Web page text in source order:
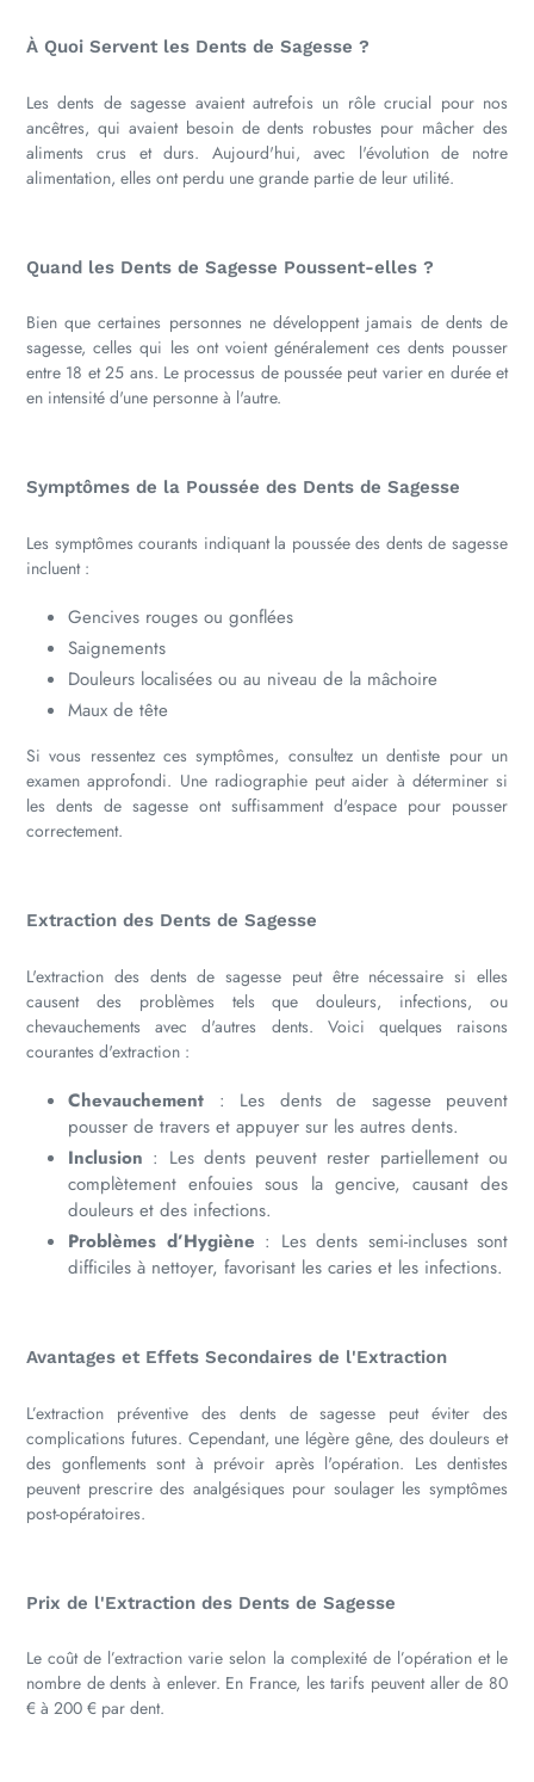
À Quoi Servent les Dents de Sagesse ?
Les dents de sagesse avaient autrefois un rôle crucial pour nos
ancêtres, qui avaient besoin de dents robustes pour mâcher des
aliments crus et durs. Aujourd'hui, avec l'évolution de notre
alimentation, elles ont perdu une grande partie de leur utilité.
Quand les Dents de Sagesse Poussent-elles ?
Bien que certaines personnes ne développent jamais de dents de
sagesse, celles qui les ont voient généralement ces dents pousser
entre 18 et 25 ans. Le processus de poussée peut varier en durée et
en intensité d'une personne à l'autre.
Symptômes de la Poussée des Dents de Sagesse
Les symptômes courants indiquant la poussée des dents de sagesse
incluent :
Gencives rouges ou gonflées
Saignements
Douleurs localisées ou au niveau de la mâchoire
Maux de tête
Si vous ressentez ces symptômes, consultez un dentiste pour un
examen approfondi. Une radiographie peut aider à déterminer si
les dents de sagesse ont suffisamment d'espace pour pousser
correctement.
Extraction des Dents de Sagesse
L'extraction des dents de sagesse peut être nécessaire si elles
causent des problèmes tels que douleurs, infections, ou
chevauchements avec d'autres dents. Voici quelques raisons
courantes d'extraction :
Chevauchement : Les dents de sagesse peuvent
pousser de travers et appuyer sur les autres dents.
Inclusion : Les dents peuvent rester partiellement ou
complètement enfouies sous la gencive, causant des
douleurs et des infections.
Problèmes d’Hygiène : Les dents semi-incluses sont
difficiles à nettoyer, favorisant les caries et les infections.
Avantages et Effets Secondaires de l'Extraction
L’extraction préventive des dents de sagesse peut éviter des
complications futures. Cependant, une légère gêne, des douleurs et
des gonflements sont à prévoir après l'opération. Les dentistes
peuvent prescrire des analgésiques pour soulager les symptômes
post-opératoires.
Prix de l'Extraction des Dents de Sagesse
Le coût de l’extraction varie selon la complexité de l’opération et le
nombre de dents à enlever. En France, les tarifs peuvent aller de 80
€ à 200 € par dent.